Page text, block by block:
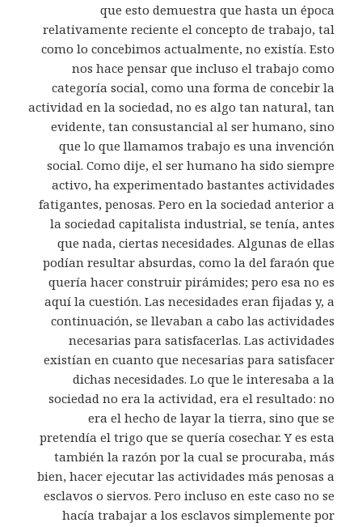
que esto demuestra que hasta un época
relativamente reciente el concepto de trabajo, tal
como lo concebimos actualmente, no existía. Esto
nos hace pensar que incluso el trabajo como
categoría social, como una forma de concebir la
actividad en la sociedad, no es algo tan natural, tan
evidente, tan consustancial al ser humano, sino
que lo que llamamos trabajo es una invención
social. Como dije, el ser humano ha sido siempre
activo, ha experimentado bastantes actividades
fatigantes, penosas. Pero en la sociedad anterior a
la sociedad capitalista industrial, se tenía, antes
que nada, ciertas necesidades. Algunas de ellas
podían resultar absurdas, como la del faraón que
quería hacer construir pirámides; pero esa no es
aquí la cuestión. Las necesidades eran fijadas y, a
continuación, se llevaban a cabo las actividades
necesarias para satisfacerlas. Las actividades
existían en cuanto que necesarias para satisfacer
dichas necesidades. Lo que le interesaba a la
sociedad no era la actividad, era el resultado: no
era el hecho de layar la tierra, sino que se
pretendía el trigo que se quería cosechar. Y es esta
también la razón por la cual se procuraba, más
bien, hacer ejecutar las actividades más penosas a
esclavos o siervos. Pero incluso en este caso no se
hacía trabajar a los esclavos simplemente por